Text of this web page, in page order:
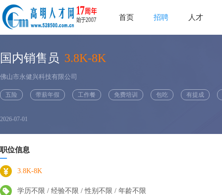
首页 招聘 人才
国内销售员 3.8K-8K
佛山市永健兴科技有限公司
五险 带薪年假 工作餐 免费培训 包吃 有提成
2026-07-01
职位信息
3.8K-8K
学历不限 / 经验不限 / 性别不限 / 年龄不限